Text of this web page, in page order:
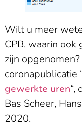
Wilt u meer
CPB, waarin ook
zijn
coronapublicatie “
gewerkte uren“,
Bas Scheer,
2020.